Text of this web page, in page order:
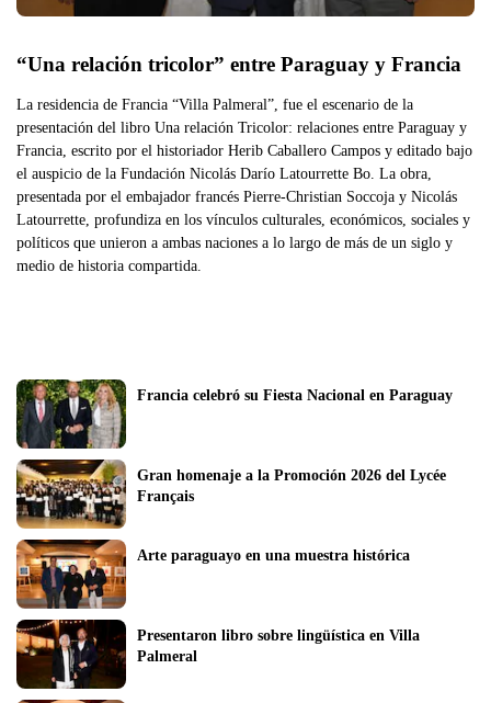
“Una relación tricolor” entre Paraguay y Francia
La residencia de Francia “Villa Palmeral”, fue el escenario de la
presentación del libro Una relación Tricolor: relaciones entre Paraguay y
Francia, escrito por el historiador Herib Caballero Campos y editado bajo
el auspicio de la Fundación Nicolás Darío Latourrette Bo. La obra,
presentada por el embajador francés Pierre-Christian Soccoja y Nicolás
Latourrette, profundiza en los vínculos culturales, económicos, sociales y
políticos que unieron a ambas naciones a lo largo de más de un siglo y
medio de historia compartida.
Francia celebró su Fiesta Nacional en Paraguay
Gran homenaje a la Promoción 2026 del Lycée
Presentaron libro sobre lingüística en Villa
Palmeral